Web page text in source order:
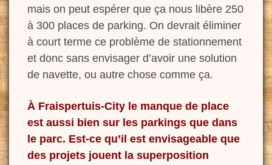
mais on peut espérer que ça nous libère 250
à 300 places de parking. On devrait éliminer
à court terme ce problème de stationnement
et donc sans envisager d’avoir une solution
de navette, ou autre chose comme ça.
À Fraispertuis-City le manque de place
est aussi bien sur les parkings que dans
le parc. Est-ce qu’il est envisageable que
des projets jouent la superposition